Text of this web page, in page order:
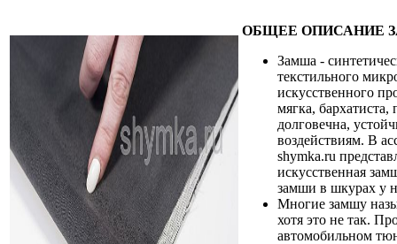
ОБЩЕЕ ОПИСАНИЕ
Замша -
текстильного
искусственного
мягка,
долговечна,
воздействиям. В
shymka.ru
искусственная
замши в шкурах у
Многие замшу
хотя это не так.
автомобильном